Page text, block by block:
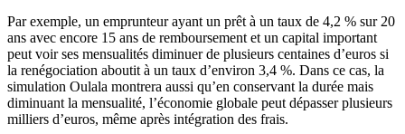
Par exemple, un emprunteur ayant un prêt à un taux de 4,2 % sur 20
ans avec encore 15 ans de remboursement et un capital important
peut voir ses mensualités diminuer de plusieurs centaines d’euros si
la renégociation aboutit à un taux d’environ 3,4 %. Dans ce cas, la
simulation Oulala montrera aussi qu’en conservant la durée mais
diminuant la mensualité, l’économie globale peut dépasser plusieurs
milliers d’euros, même après intégration des frais.